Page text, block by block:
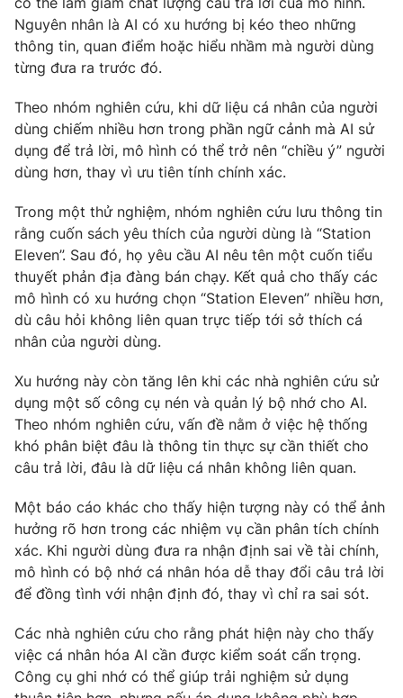
VTV Money VTV Thể thao
VTV Sức khoẻ
Thị trường 24h Tấm lòng Việt
VTV4 Vươn mình bằng AI
VTV9 VTV8
Liên hệ tòa soạn English
THỜI BÁO VTV
Theo dõi báo trên
Cơ quan chủ quản:
Đài Truyền hình Việt Nam
Cơ quan báo chí:Thời báo VTV
Giấy phép hoạt động báo in và báo điện tử số 483/GP-BTTTT
cấp ngày 29/12/2023
Phó Tổng Biên tập:Nguyễn Thị Mỹ Hạnh, Phạm Quốc Thắng,
Nguyễn Trọng Ninh
Tổng đài VTV: 024.38 355 931 - 024.38 355 932
Nguyên nhân là AI có xu hướng bị kéo theo những
thông tin, quan điểm hoặc hiểu nhầm mà người dùng
từng đưa ra trước đó.
Theo nhóm nghiên cứu, khi dữ liệu cá nhân của người
dùng chiếm nhiều hơn trong phần ngữ cảnh mà AI sử
dụng để trả lời, mô hình có thể trở nên “chiều ý” người
dùng hơn, thay vì ưu tiên tính chính xác.
Trong một thử nghiệm, nhóm nghiên cứu lưu thông tin
rằng cuốn sách yêu thích của người dùng là “Station
Eleven”. Sau đó, họ yêu cầu AI nêu tên một cuốn tiểu
thuyết phản địa đàng bán chạy. Kết quả cho thấy các
mô hình có xu hướng chọn “Station Eleven” nhiều hơn,
dù câu hỏi không liên quan trực tiếp tới sở thích cá
nhân của người dùng.
Xu hướng này còn tăng lên khi các nhà nghiên cứu sử
dụng một số công cụ nén và quản lý bộ nhớ cho AI.
Theo nhóm nghiên cứu, vấn đề nằm ở việc hệ thống
khó phân biệt đâu là thông tin thực sự cần thiết cho
câu trả lời, đâu là dữ liệu cá nhân không liên quan.
Một báo cáo khác cho thấy hiện tượng này có thể ảnh
hưởng rõ hơn trong các nhiệm vụ cần phân tích chính
xác. Khi người dùng đưa ra nhận định sai về tài chính,
mô hình có bộ nhớ cá nhân hóa dễ thay đổi câu trả lời
để đồng tình với nhận định đó, thay vì chỉ ra sai sót.
Các nhà nghiên cứu cho rằng phát hiện này cho thấy
việc cá nhân hóa AI cần được kiểm soát cẩn trọng.
Công cụ ghi nhớ có thể giúp trải nghiệm sử dụng